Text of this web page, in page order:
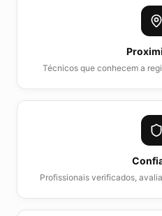
Técnicos que conhecem a
Profissionais verificados,